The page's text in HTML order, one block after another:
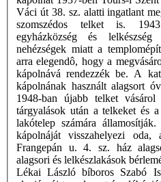
Váci út 38. sz. alatti ingatlant
szomszédos telket is.
egyházközség és
nehézségek miatt a
arra elegendô, hogy a
kápolnává rendezzék be. A
kápolnának használt alagsort
1948-ban újabb telket vásárol
tárgyalások után a telkeket és
lakótelep számára
kápolnáját visszahelyezi
Frangepán u. 4. sz. ház
alagsori és lelkészlakások
Lékai László bíboros Szabó